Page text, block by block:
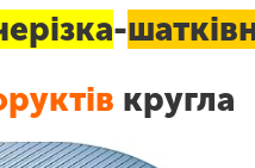
-
кругла